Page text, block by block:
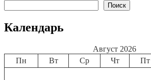
Поиск
Календарь
Август 2026
Пн
Вт Ср Чт Пт